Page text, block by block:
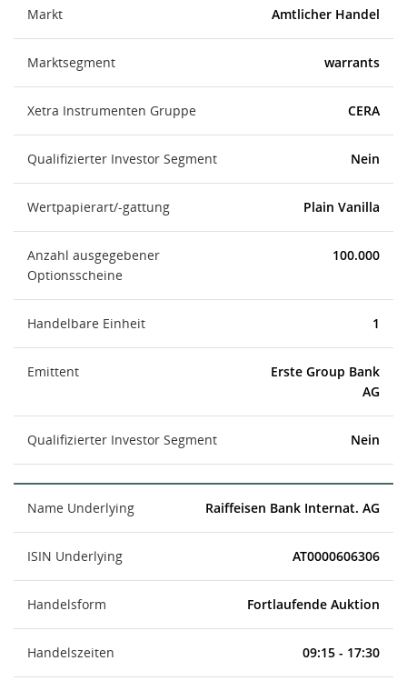
Markt Amtlicher Handel
Marktsegment warrants
Xetra Instrumenten Gruppe CERA
Qualifizierter Investor Segment Nein
Wertpapierart/-gattung Plain Vanilla
Anzahl ausgegebener
Optionsscheine
100.000
Handelbare Einheit 1
Emittent
Erste Group Bank
AG
Qualifizierter Investor Segment Nein
Name Underlying Raiffeisen Bank Internat. AG
ISIN Underlying AT0000606306
Handelsform Fortlaufende Auktion
Handelszeiten 09:15 - 17:30